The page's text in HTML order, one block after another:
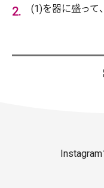
(1)を器に盛って